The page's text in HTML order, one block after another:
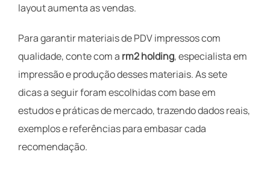
layout aumenta as vendas.
Para garantir materiais de PDV impressos com
qualidade, conte com a rm2 holding, especialista em
impressão e produção desses materiais. As sete
dicas a seguir foram escolhidas com base em
estudos e práticas de mercado, trazendo dados reais,
exemplos e referências para embasar cada
recomendação.